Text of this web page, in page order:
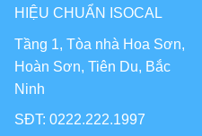
HIỆU CHUẨN ISOCAL
Tầng 1, Tòa nhà Hoa Sơn,
Hoàn Sơn, Tiên Du, Bắc
Ninh
SĐT: 0222.222.1997